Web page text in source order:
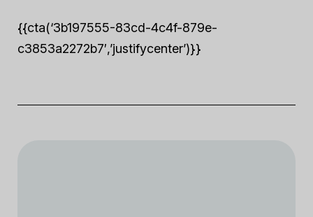
{{cta(‘3b197555-83cd-4c4f-879e-
c3853a2272b7′,’justifycenter’)}}